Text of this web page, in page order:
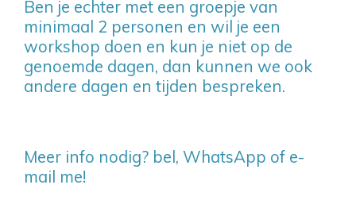
Ben je echter met een groepje van
minimaal 2 personen en wil je een
workshop doen en kun je niet op de
genoemde dagen, dan kunnen we ook
andere dagen en tijden bespreken.
Meer info nodig? bel, WhatsApp of e-
mail me!